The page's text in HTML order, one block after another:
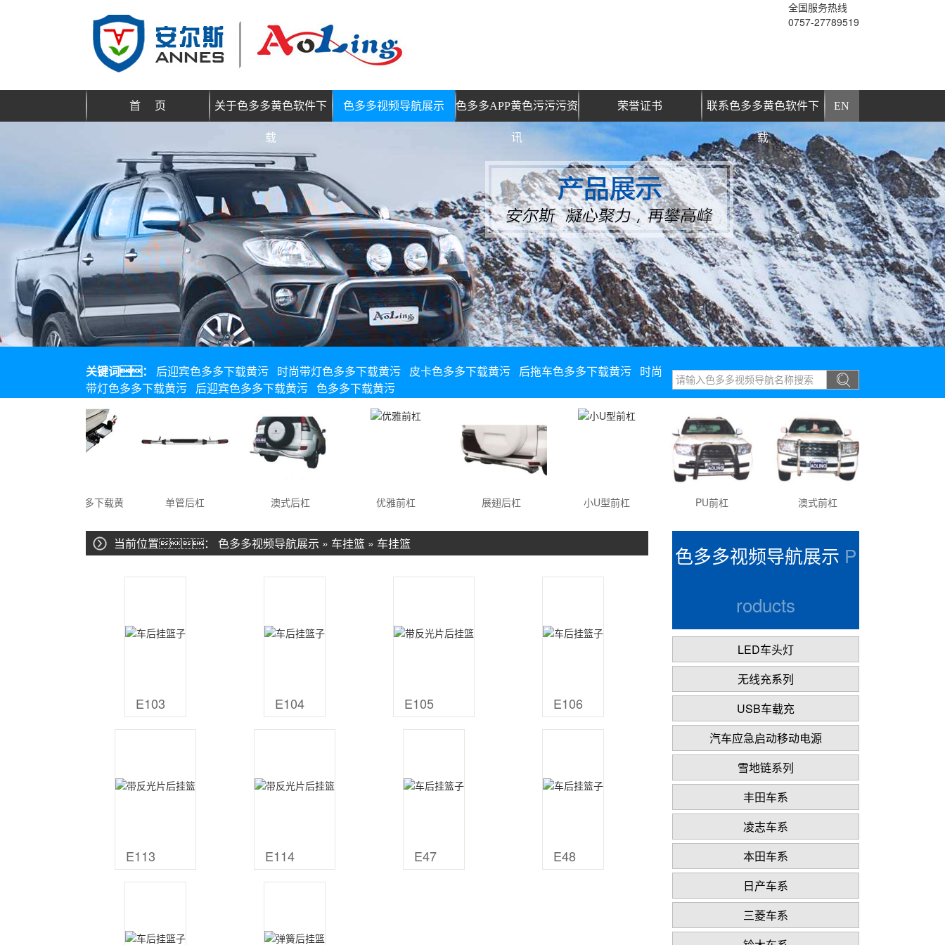
全国服务热线
0757-27789519
首 页 关于色多多黄色软件下
载
色多多视频导航展示 色多多APP黄色污污污资
讯
荣誉证书 联系色多多黄色软件下
载
EN
关键词： 后迎宾色多多下载黄污 时尚带灯色多多下载黄污 皮卡色多多下载黄污 后拖车色多多下载黄污 时尚
带灯色多多下载黄污 后迎宾色多多下载黄污 色多多下载黄污
后拖车色多多下载黄
单管后杠 澳式后杠 优雅前杠 展翅后杠 小U型前杠 PU前杠 澳式前杠
当前位置： 色多多视频导航展示 » 车挂篮 » 车挂篮 色多多视频导航展示 P
roducts
LED车头灯
无线充系列
USB车载充
汽车应急启动移动电源
雪地链系列
丰田车系
凌志车系
本田车系
日产车系
三菱车系
E103 E104 E105 E106
E113 E114 E47 E48